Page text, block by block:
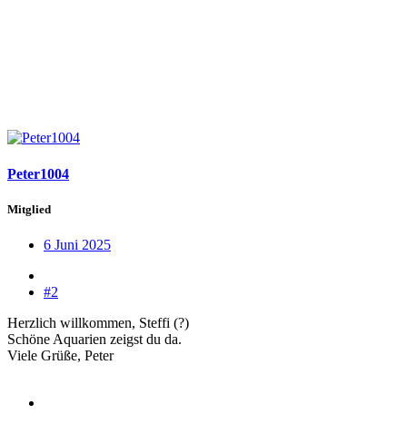
Peter1004
Mitglied
6 Juni 2025
#2
Herzlich willkommen, Steffi (?)
Schöne Aquarien zeigst du da.
Viele Grüße, Peter